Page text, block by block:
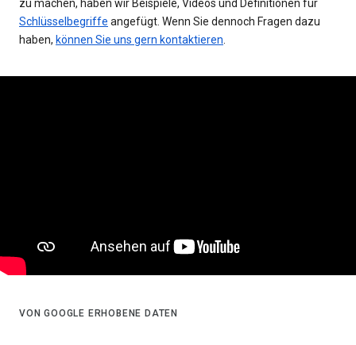
zu machen, haben wir Beispiele, Videos und Definitionen für
Schlüsselbegriffe angefügt. Wenn Sie dennoch Fragen dazu
haben, können Sie uns gern kontaktieren
VON GOOGLE ERHOBENE DATEN